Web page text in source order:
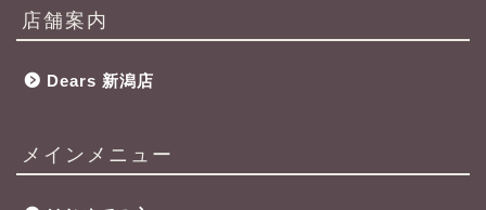
店舗案内
Dears 新潟店
メインメニュー